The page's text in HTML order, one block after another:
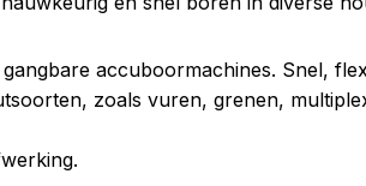
accuboormachines. Snel,
zoals vuren, grenen,